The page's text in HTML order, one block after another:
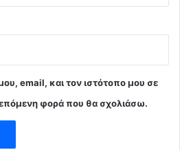
email, και τον ιστότοπο μου σε
φορά που θα σχολιάσω.